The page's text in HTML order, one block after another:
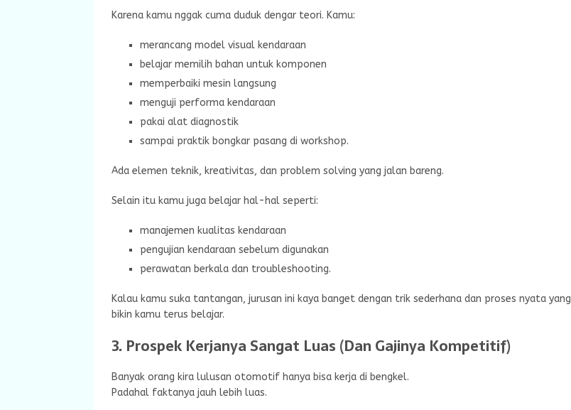
Karena kamu nggak cuma duduk dengar teori. Kamu:
merancang model visual kendaraan
belajar memilih bahan untuk komponen
memperbaiki mesin langsung
menguji performa kendaraan
pakai alat diagnostik
sampai praktik bongkar pasang di workshop.
Ada elemen teknik, kreativitas, dan problem solving yang jalan bareng.
Selain itu kamu juga belajar hal-hal seperti:
manajemen kualitas kendaraan
pengujian kendaraan sebelum digunakan
perawatan berkala dan troubleshooting.
Kalau kamu suka tantangan, jurusan ini kaya banget dengan trik sederhana dan proses nyata yang
bikin kamu terus belajar.
3. Prospek Kerjanya Sangat Luas (Dan Gajinya Kompetitif)
Banyak orang kira lulusan otomotif hanya bisa kerja di bengkel.
Padahal faktanya jauh lebih luas.